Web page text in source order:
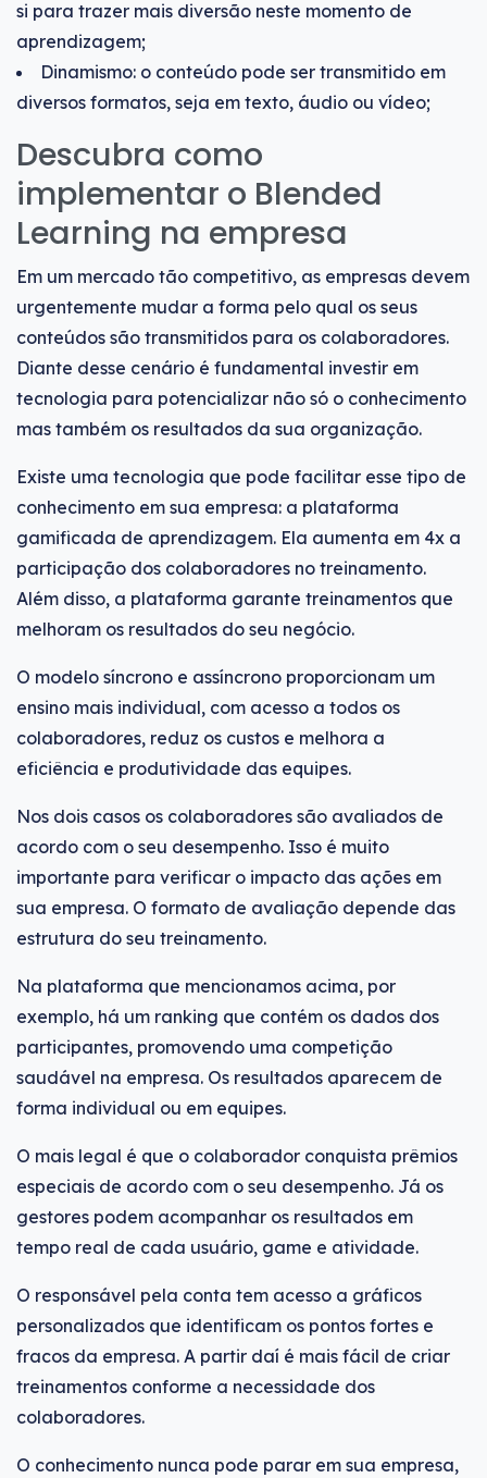
si para trazer mais diversão neste momento de
aprendizagem;
Dinamismo: o conteúdo pode ser transmitido em
diversos formatos, seja em texto, áudio ou vídeo;
Descubra como
implementar o Blended
Learning na empresa
Em um mercado tão competitivo, as empresas devem
urgentemente mudar a forma pelo qual os seus
conteúdos são transmitidos para os colaboradores.
Diante desse cenário é fundamental investir em
tecnologia para potencializar não só o conhecimento
mas também os resultados da sua organização.
Existe uma tecnologia que pode facilitar esse tipo de
conhecimento em sua empresa: a plataforma
gamificada de aprendizagem. Ela aumenta em 4x a
participação dos colaboradores no treinamento.
Além disso, a plataforma garante treinamentos que
melhoram os resultados do seu negócio.
O modelo síncrono e assíncrono proporcionam um
ensino mais individual, com acesso a todos os
colaboradores, reduz os custos e melhora a
eficiência e produtividade das equipes.
Nos dois casos os colaboradores são avaliados de
acordo com o seu desempenho. Isso é muito
importante para verificar o impacto das ações em
sua empresa. O formato de avaliação depende das
estrutura do seu treinamento.
Na plataforma que mencionamos acima, por
exemplo, há um ranking que contém os dados dos
participantes, promovendo uma competição
saudável na empresa. Os resultados aparecem de
forma individual ou em equipes.
O mais legal é que o colaborador conquista prêmios
especiais de acordo com o seu desempenho. Já os
gestores podem acompanhar os resultados em
tempo real de cada usuário, game e atividade.
O responsável pela conta tem acesso a gráficos
personalizados que identificam os pontos fortes e
fracos da empresa. A partir daí é mais fácil de criar
treinamentos conforme a necessidade dos
colaboradores.
O conhecimento nunca pode parar em sua empresa,